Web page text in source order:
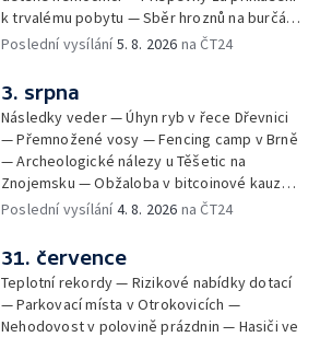
k trvalému pobytu — Sběr hroznů na burčák
— Dokončení oprav vedení — Skončil termín
vody v obcích — Vyschlá koryta potoků —
Sdílení strážníků na Brněnsku
Poslední vysílání5. 8. 2026 na ČT24
3. srpna
Následky veder — Úhyn ryb v řece Dřevnici
— Přemnožené vosy — Fencing camp v Brně
— Archeologické nálezy u Těšetic na
Znojemsku — Obžaloba v bitcoinové kauze
— Přestavba silnice přes Bzenec na
Zašové — Letní opravy divadel — Český hlas
ve vesmíru
Poslední vysílání4. 8. 2026 na ČT24
31. července
Teplotní rekordy — Rizikové nabídky dotací
— Parkovací místa v Otrokovicích —
Nehodovost v polovině prázdnin — Hasiči ve